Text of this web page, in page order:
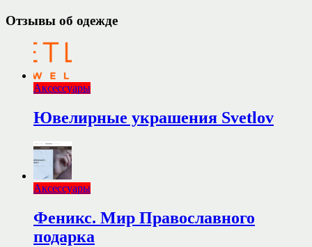
Отзывы об одежде
Аксессуары
Ювелирные украшения Svetlov
Аксессуары
Феникс. Мир Православного
подарка